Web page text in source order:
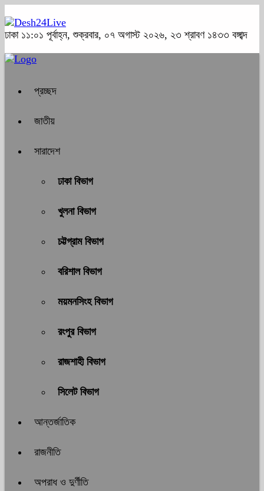
ঢাকা ১১:০১ পূর্বাহ্ন, শুক্রবার, ০৭ অগাস্ট ২০২৬, ২৩ শ্রাবণ ১৪৩৩ বঙ্গাব্দ
প্রচ্ছদ
জাতীয়
সারাদেশ
ঢাকা বিভাগ
খুলনা বিভাগ
চট্টগ্রাম বিভাগ
বরিশাল বিভাগ
ময়মনসিংহ বিভাগ
রংপুর বিভাগ
রাজশাহী বিভাগ
সিলেট বিভাগ
আন্তর্জাতিক
রাজনীতি
অপরাধ ও দুর্ণীতি